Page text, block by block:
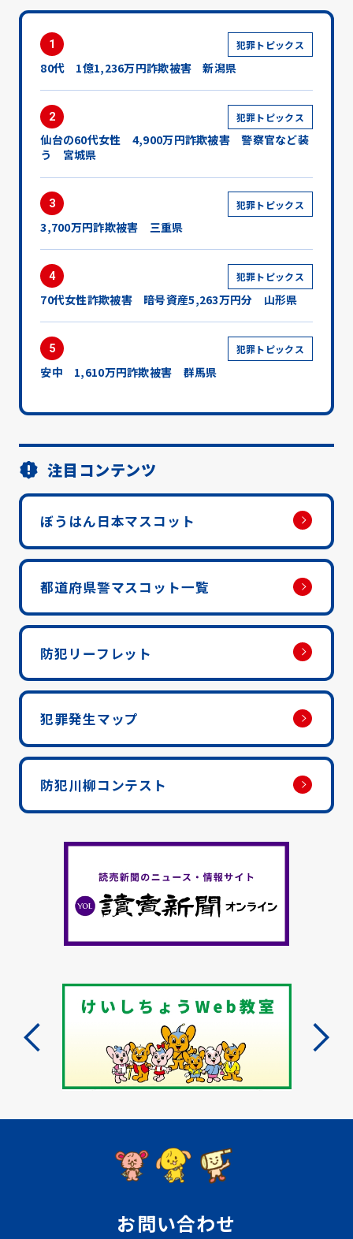
1 犯罪トピックス
80代 1億1,236万円詐欺被害 新潟県
2 犯罪トピックス
仙台の60代女性 4,900万円詐欺被害 警察官など装
う 宮城県
3 犯罪トピックス
3,700万円詐欺被害 三重県
4 犯罪トピックス
70代女性詐欺被害 暗号資産5,263万円分 山形県
5 犯罪トピックス
安中 1,610万円詐欺被害 群馬県
注目コンテンツ
ぼうはん日本マスコット
都道府県警マスコット一覧
防犯リーフレット
犯罪発生マップ
防犯川柳コンテスト
お問い合わせ